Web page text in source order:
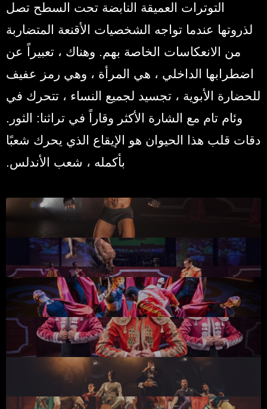
التوترات العميقة النابضة تحت السطح تصل
لذروتها عندما تواجه الشخصيات الأقنعة المتضاربة
من الانعكاسات الخاصة بهم. وهناك ، تعبيراً عن
اضطرابها الداخلي ، هي المرأة ، وهي رمز عفيف
للحضارة الأبوية ، تجسيد لجميع النساء ، تتحرك في
وئام تام مع الشارة الأكثر وقاراً في تراثنا: الثور.
دقات قلب هذا الحيوان هو الإيقاع الذي يحرك شعبًا
بأكمله ، شعب الأندلس.